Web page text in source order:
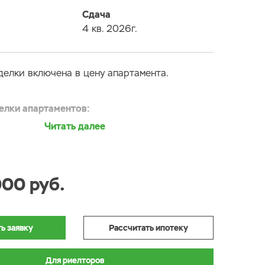
Сдача
4 кв. 2026г.
включена в цену апартамента.
апартаментов:
стен - декоративная штукатурка.
плитка ПВХ под плинтусом ПВХ на 80мм
напольного покрытия и плинтуса -
руб.
заявку Рассчитать ипотеку
Для риелторов